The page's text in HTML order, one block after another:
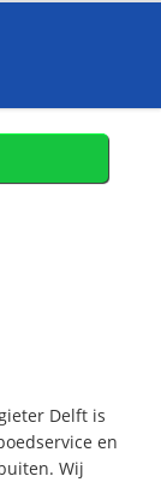
Delft is
en
Wij